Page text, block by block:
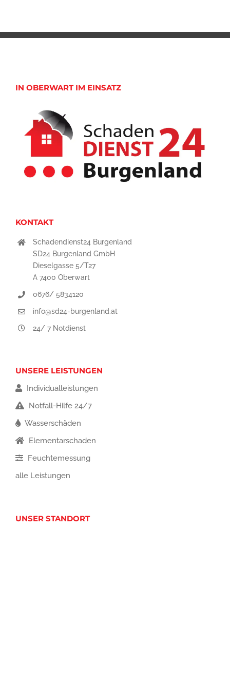
IN OBERWART IM EINSATZ
KONTAKT
Schadendienst24 Burgenland
SD24 Burgenland GmbH
Dieselgasse 5/T27
A 7400 Oberwart
0676/ 5834120
info@sd24-burgenland.at
24/ 7 Notdienst
UNSERE LEISTUNGEN
Individualleistungen
Notfall-Hilfe 24/7
Wasserschäden
Elementarschaden
Feuchtemessung
alle Leistungen
UNSER STANDORT